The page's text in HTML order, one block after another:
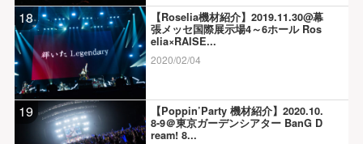
18
【Roselia機材紹介】2019.11.30@幕
張メッセ国際展示場4～6ホール Ros
elia×RAISE...
2020/02/04
19
【Poppin’Party 機材紹介】2020.10.
8-9＠東京ガーデンシアター BanG D
ream! 8...